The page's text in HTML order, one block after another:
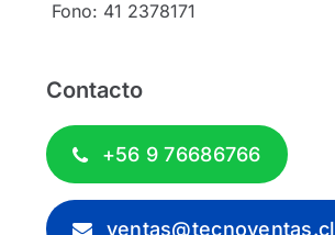
Fono: 41 2378171
Contacto
+56 9 76686766
ventas@tecnoventas.cl